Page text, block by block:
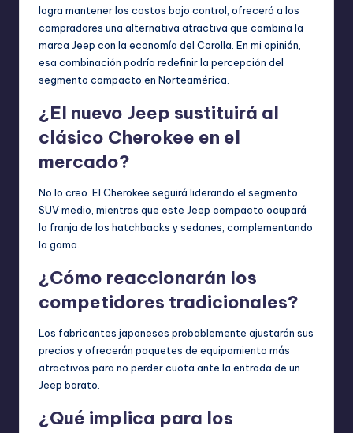
logra mantener los costos bajo control, ofrecerá a los
compradores una alternativa atractiva que combina la
marca Jeep con la economía del Corolla. En mi opinión,
esa combinación podría redefinir la percepción del
segmento compacto en Norteamérica.
¿El nuevo Jeep sustituirá al
clásico Cherokee en el
mercado?
No lo creo. El Cherokee seguirá liderando el segmento
SUV medio, mientras que este Jeep compacto ocupará
la franja de los hatchbacks y sedanes, complementando
la gama.
¿Cómo reaccionarán los
competidores tradicionales?
Los fabricantes japoneses probablemente ajustarán sus
precios y ofrecerán paquetes de equipamiento más
atractivos para no perder cuota ante la entrada de un
Jeep barato.
¿Qué implica para los